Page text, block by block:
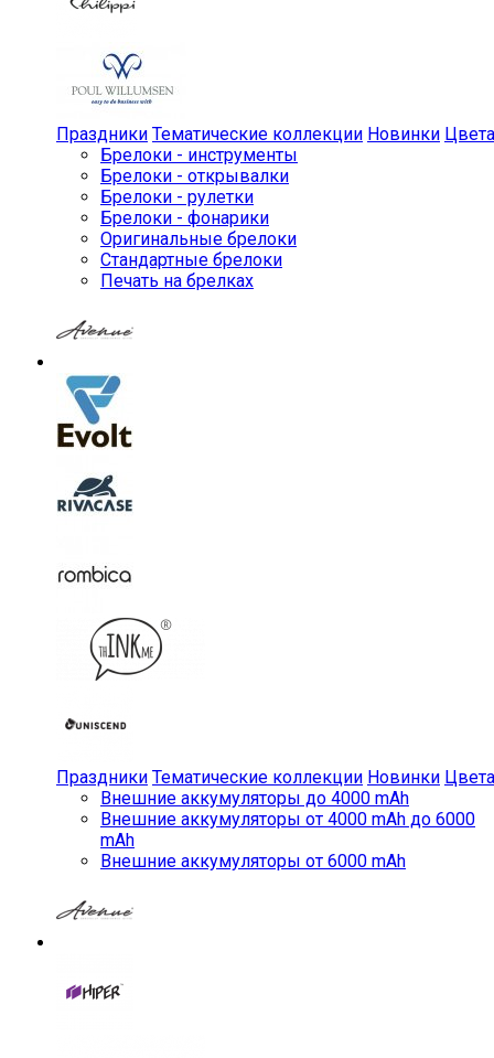
Праздники Тематические коллекции Новинки Цвета
Брелоки - инструменты
Брелоки - открывалки
Брелоки - рулетки
Брелоки - фонарики
Оригинальные брелоки
Стандартные брелоки
Печать на брелках
Праздники Тематические коллекции Новинки Цвета
Внешние аккумуляторы до 4000 mAh
Внешние аккумуляторы от 4000 mAh до 6000
mAh
Внешние аккумуляторы от 6000 mAh